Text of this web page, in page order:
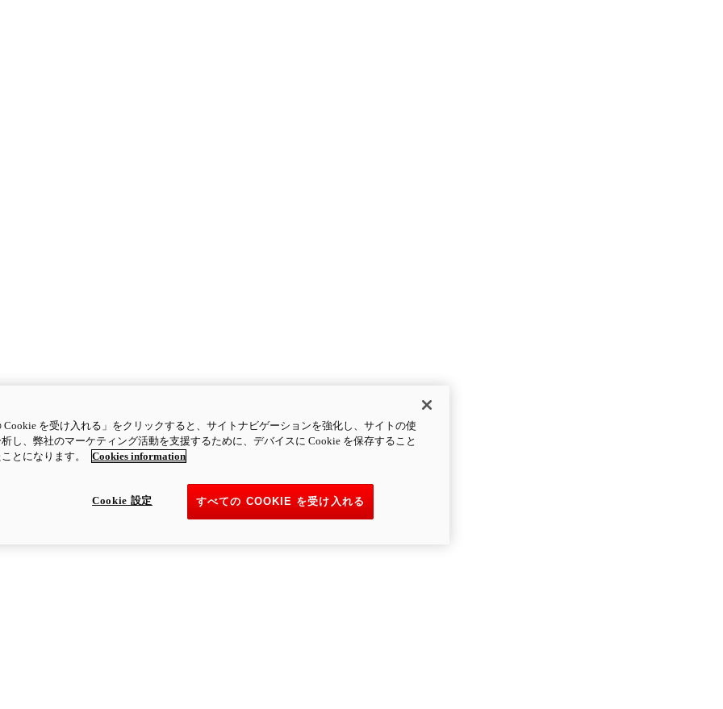
Cookie を受け入れる」をクリックすると、サイトナビゲーションを強化し、サイトの使
し、弊社のマーケティング活動を支援するために、デバイスに Cookie を保存すること
とになります。
Cookies information
すべての COOKIE を受け入れる
Cookie 設定